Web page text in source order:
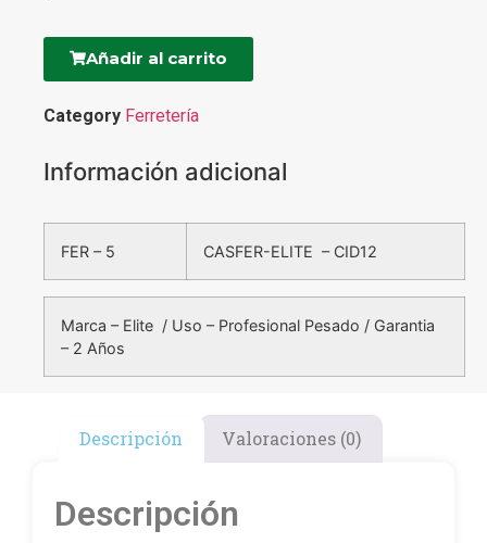
Añadir al carrito
Category Ferretería
Información adicional
FER – 5 CASFER-ELITE – CID12
Marca – Elite / Uso – Profesional Pesado / Garantia
– 2 Años
Descripción Valoraciones (0)
Descripción